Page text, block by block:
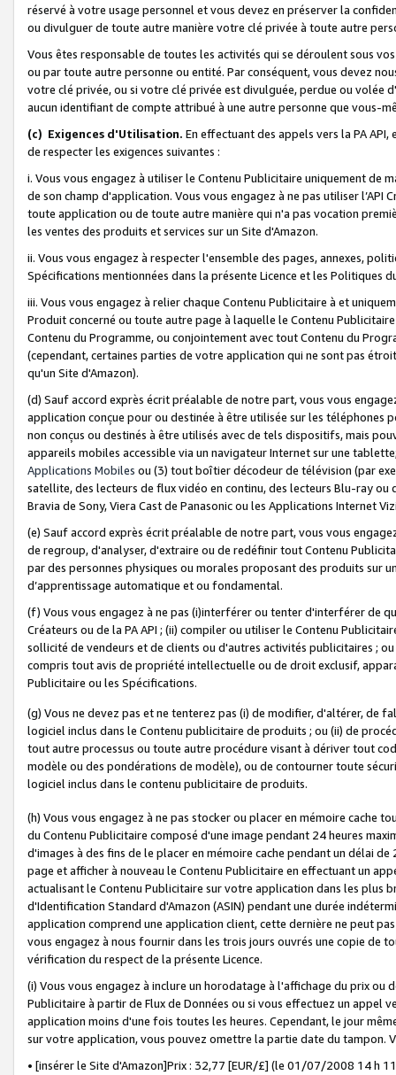
réservé à votre usage personnel et vous devez en préserver la
ou divulguer de toute autre manière votre clé privée à toute autre
Vous êtes responsable de toutes les activités qui se déroulent sous
ou par toute autre personne ou entité. Par conséquent, vous devez
votre clé privée, ou si votre clé privée est divulguée, perdue ou volée
aucun identifiant de compte attribué à une autre personne que vous-
(c) Exigences d'Utilisation. En effectuant des appels vers la PA
de respecter les exigences suivantes :
i. Vous vous engagez à utiliser le Contenu Publicitaire uniquement de
de son champ d'application. Vous vous engagez à ne pas utiliser l’API
toute application ou de toute autre manière qui n'a pas vocation
les ventes des produits et services sur un Site d'Amazon.
ii. Vous vous engagez à respecter l'ensemble des pages, annexes,
Spécifications mentionnées dans la présente Licence et les Politiques
iii. Vous vous engagez à relier chaque Contenu Publicitaire à et
Produit concerné ou toute autre page à laquelle le Contenu
Contenu du Programme, ou conjointement avec tout Contenu du
(cependant, certaines parties de votre application qui ne sont pas
qu'un Site d'Amazon).
(d) Sauf accord exprès écrit préalable de notre part, vous vous
application conçue pour ou destinée à être utilisée sur les téléphones
non conçus ou destinés à être utilisés avec de tels dispositifs, mais
appareils mobiles accessible via un navigateur Internet sur une
Applications Mobiles ou (3) tout boîtier décodeur de télévision (par
satellite, des lecteurs de flux vidéo en continu, des lecteurs Blu-ray
Bravia de Sony, Viera Cast de Panasonic ou les Applications Internet
(e) Sauf accord exprès écrit préalable de notre part, vous vous
de regroup, d'analyser, d'extraire ou de redéfinir tout Contenu
par des personnes physiques ou morales proposant des produits sur
d’apprentissage automatique et ou fondamental.
(f) Vous vous engagez à ne pas (i)interférer ou tenter d'interférer de
Créateurs ou de la PA API ; (ii) compiler ou utiliser le Contenu
sollicité de vendeurs et de clients ou d'autres activités publicitaires ;
compris tout avis de propriété intellectuelle ou de droit exclusif,
Publicitaire ou les Spécifications.
(g) Vous ne devez pas et ne tenterez pas (i) de modifier, d'altérer, de
logiciel inclus dans le Contenu publicitaire de produits ; ou (ii) de
tout autre processus ou toute autre procédure visant à dériver tout
modèle ou des pondérations de modèle), ou de contourner toute
logiciel inclus dans le contenu publicitaire de produits.
(h) Vous vous engagez à ne pas stocker ou placer en mémoire cache
du Contenu Publicitaire composé d'une image pendant 24 heures
d'images à des fins de le placer en mémoire cache pendant un délai
page et afficher à nouveau le Contenu Publicitaire en effectuant un
actualisant le Contenu Publicitaire sur votre application dans les plus
d'Identification Standard d'Amazon (ASIN) pendant une durée
application comprend une application client, cette dernière ne peut
vous engagez à nous fournir dans les trois jours ouvrés une copie de
vérification du respect de la présente Licence.
(i) Vous vous engagez à inclure un horodatage à l'affichage du prix
Publicitaire à partir de Flux de Données ou si vous effectuez un appel
application moins d'une fois toutes les heures. Cependant, le jour
sur votre application, vous pouvez omettre la partie date du tampon.
• [insérer le Site d'Amazon]Prix : 32,77 [EUR/£] (le 01/07/2008 14 h